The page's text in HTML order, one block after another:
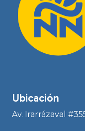
Ubicación
Av. Irarrázaval